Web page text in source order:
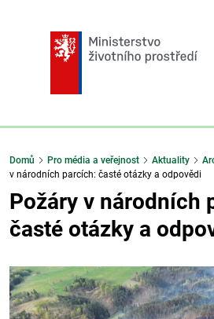
Domů Pro média a veřejnost Aktuality
v národních parcích: časté otázky a odpovědi
Požáry v národních
časté otázky a